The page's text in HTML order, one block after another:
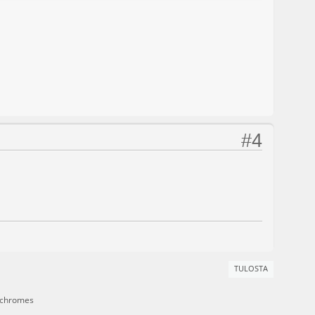
#4
TULOSTA